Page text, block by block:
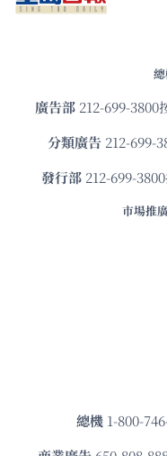
廣告部212-699-3800
分類廣告 212-699-
發⾏部 212-699-
市場推
總機 1-800-